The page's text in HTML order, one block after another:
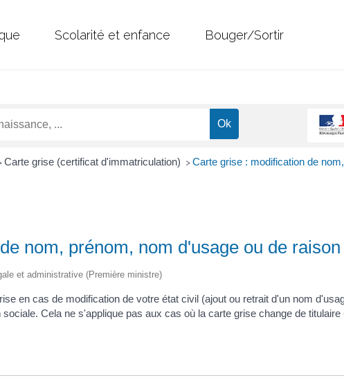
Scolarité et enfance Bouger/Sortir
Carte grise (certificat d'immatriculation) > Carte grise : modification de
nom, prénom, nom d'usage ou de
et administrative (Première ministre)
en cas de modification de votre état civil (ajout ou retrait d'un nom
Cela ne s'applique pas aux cas où la carte grise change de